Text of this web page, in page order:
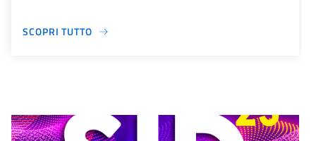
SCOPRI TUTTO